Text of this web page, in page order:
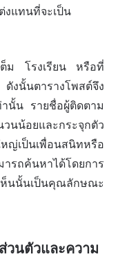
งแทนที่จะเป็น
ต็ม โรงเรียน หรือที่
งนั้นตารางโพสต์จึง
านั้น รายชื่อผู้ติดตาม
นน้อยและกระจุกตัว
เป็นเพื่อนสนิทหรือ
ถค้นหาได้โดยการ
นนั้นเป็นคุณลักษณะ
วนตัวและความ